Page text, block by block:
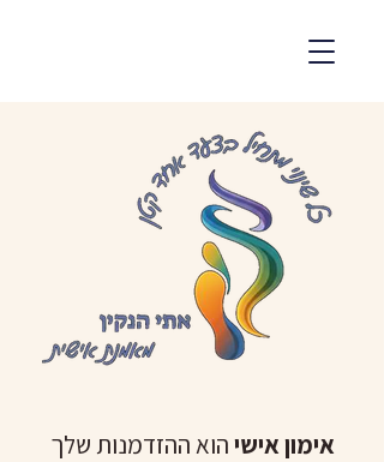
אימון אישיהוא ההזדמנות שלך